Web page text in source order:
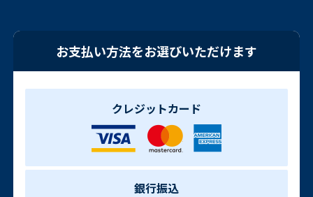
お支払い方法をお選びいただけます
クレジットカード
銀行振込